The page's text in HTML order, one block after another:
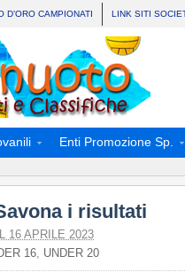
D’ORO CAMPIONATI LINK SITI
Enti Promozione Sp.
i risultati
16 APRILE 2023
16, UNDER 20